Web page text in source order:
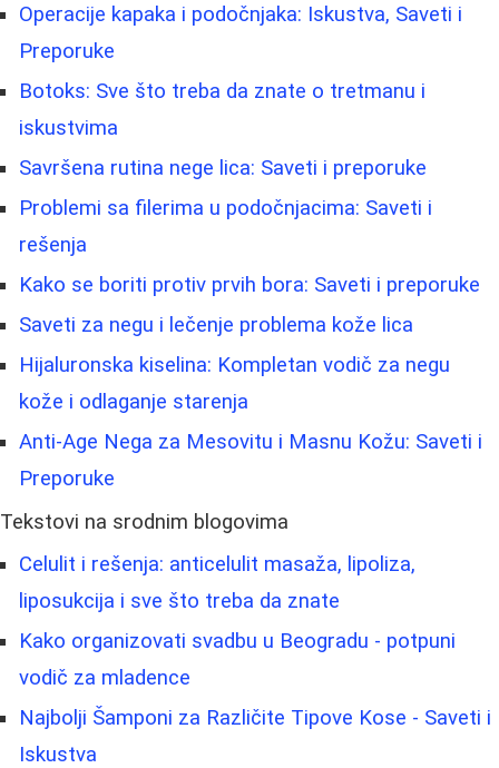
Operacije kapaka i podočnjaka: Iskustva, Saveti i
Preporuke
Botoks: Sve što treba da znate o tretmanu i
iskustvima
Savršena rutina nege lica: Saveti i preporuke
Problemi sa filerima u podočnjacima: Saveti i
rešenja
Kako se boriti protiv prvih bora: Saveti i preporuke
Saveti za negu i lečenje problema kože lica
Hijaluronska kiselina: Kompletan vodič za negu
kože i odlaganje starenja
Anti-Age Nega za Mesovitu i Masnu Kožu: Saveti i
Preporuke
Tekstovi na srodnim blogovima
Celulit i rešenja: anticelulit masaža, lipoliza,
liposukcija i sve što treba da znate
Kako organizovati svadbu u Beogradu - potpuni
vodič za mladence
Najbolji Šamponi za Različite Tipove Kose - Saveti i
Iskustva